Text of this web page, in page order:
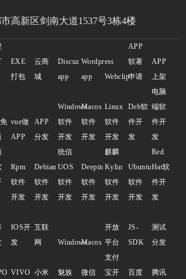
高新区剑南大道1537号3栋4楼
EXE
打包
云商
城
Discuz
app
Wordpress
app
Webclip
APP
软著
申请
APP
上架
vue做
APP
APP
分发
Windows
软件
开发
Macos
软件
开发
Linux
软件
开发
Deb软
件开
发
电脑
端软
件开
发
Rpm
软件
开发
Debian
软件
开发
统信
UOS
软件
开发
Deepin
软件
开发
麒麟
Kylin
软件
开发
Ubuntu
软件
开发
Red
Hat软
件开
发
IOS开
发
互联
网
WindowsMacos
开放
平台
JS-
SDK
测试
分发
VIVO 小米
魅族
微信
支付
宝开
百度
腾讯